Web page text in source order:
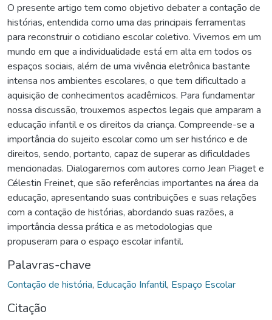
O presente artigo tem como objetivo debater a contação de
histórias, entendida como uma das principais ferramentas
para reconstruir o cotidiano escolar coletivo. Vivemos em um
mundo em que a individualidade está em alta em todos os
espaços sociais, além de uma vivência eletrônica bastante
intensa nos ambientes escolares, o que tem dificultado a
aquisição de conhecimentos acadêmicos. Para fundamentar
nossa discussão, trouxemos aspectos legais que amparam a
educação infantil e os direitos da criança. Compreende-se a
importância do sujeito escolar como um ser histórico e de
direitos, sendo, portanto, capaz de superar as dificuldades
mencionadas. Dialogaremos com autores como Jean Piaget e
Célestin Freinet, que são referências importantes na área da
educação, apresentando suas contribuições e suas relações
com a contação de histórias, abordando suas razões, a
importância dessa prática e as metodologias que
propuseram para o espaço escolar infantil.
Palavras-chave
Contação de história, Educação Infantil, Espaço Escolar
Citação